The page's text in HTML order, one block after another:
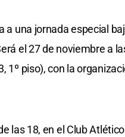
a una jornada especial
el 27 de noviembre a
1º piso), con la
las 18, en el Club